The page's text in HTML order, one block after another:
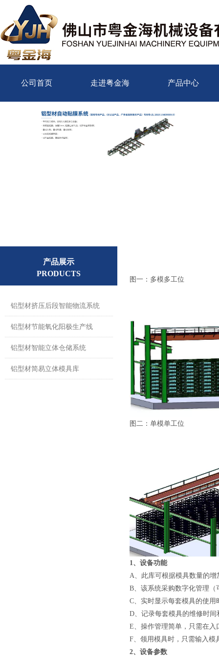
公司首页 走进粤金海 产品中心
产品展示
PRODUCTS
铝型材挤压后段智能物流系统
铝型材节能氧化阳极生产线
铝型材智能立体仓储系统
铝型材简易立体模具库
图一：多模多工位
图二：单模单工位
1、设备功能
A、此库可根据模具数量的
B、该系统采购数字化管理（
C、实时显示每套模具的使
D、记录每套模具的维修时
E、操作管理简单，只需在
F、领用模具时，只需输入模
2、设备参数